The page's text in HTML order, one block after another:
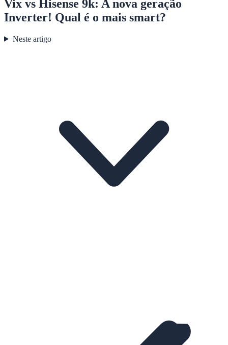
Vix vs Hisense 9k: A nova geração
Inverter! Qual é o mais smart?
Neste artigo